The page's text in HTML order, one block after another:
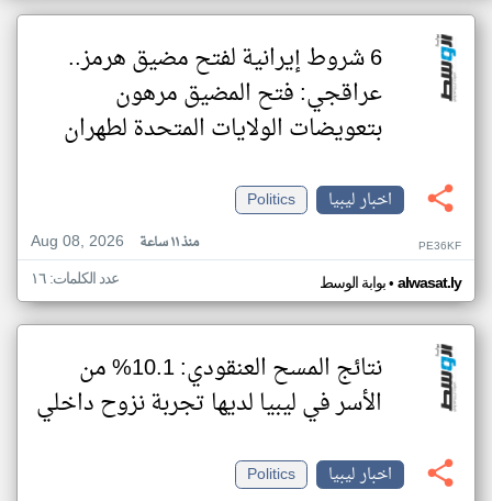
6 شروط إيرانية لفتح مضيق هرمز..
عراقجي: فتح المضيق مرهون
بتعويضات الولايات المتحدة لطهران
اخبار ليبيا
Politics
Aug 08, 2026
منذ ١١ ساعة PE36KF
بوابة الوسط• alwasat.ly عدد الكلمات: ١٦
نتائج المسح العنقودي: 10.1% من
الأسر في ليبيا لديها تجربة نزوح داخلي
اخبار ليبيا
Politics